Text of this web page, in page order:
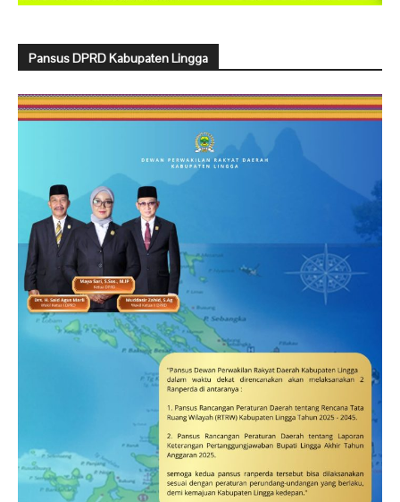
Pansus DPRD Kabupaten Lingga